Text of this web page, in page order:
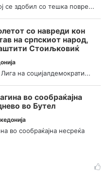
се здобил со тешка повре...
со навреди кон
на српскиот народ,
Стоиљковиќ
на социјалдемократи...
во сообраќајна
во Бутел
во сообраќајна несреќа